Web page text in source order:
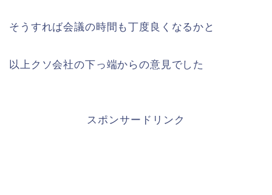
そうすれば会議の時間も丁度良くなるかと
以上クソ会社の下っ端からの意見でした
スポンサードリンク